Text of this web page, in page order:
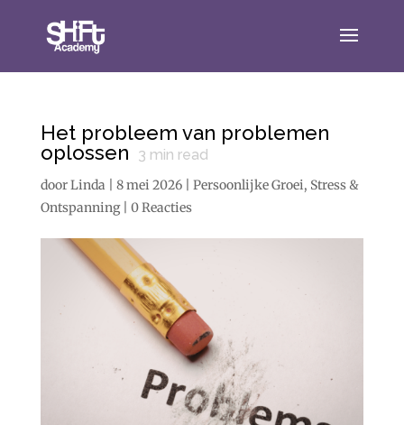
Het probleem van problemen
oplossen
3 min read
doorLinda 8 mei 2026| Persoonlijke Groei, Stress &
Ontspanning| 0 Reacties